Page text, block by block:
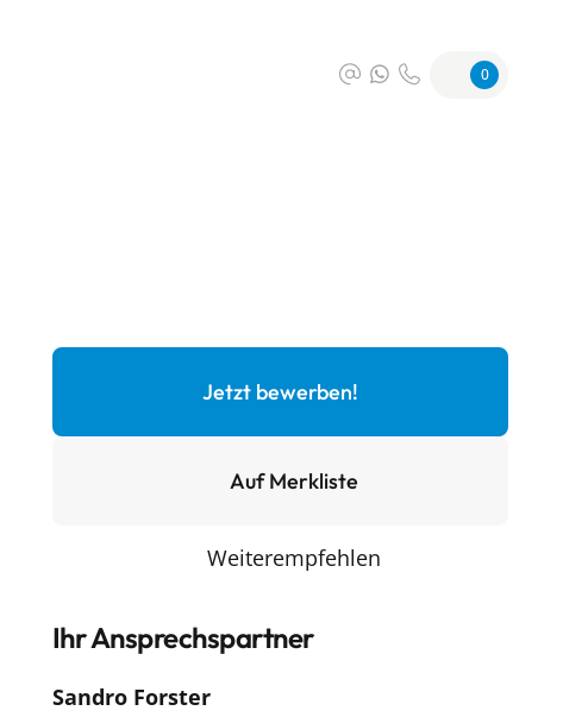
0
Jetzt bewerben!
Auf Merkliste
Weiterempfehlen
Ihr Ansprechspartner
Sandro Forster